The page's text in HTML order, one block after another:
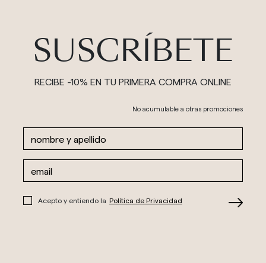
SUSCRÍBETE
RECIBE -10% EN TU PRIMERA COMPRA ONLINE
No acumulable a otras promociones
Acepto y entiendo la Política de Privacidad